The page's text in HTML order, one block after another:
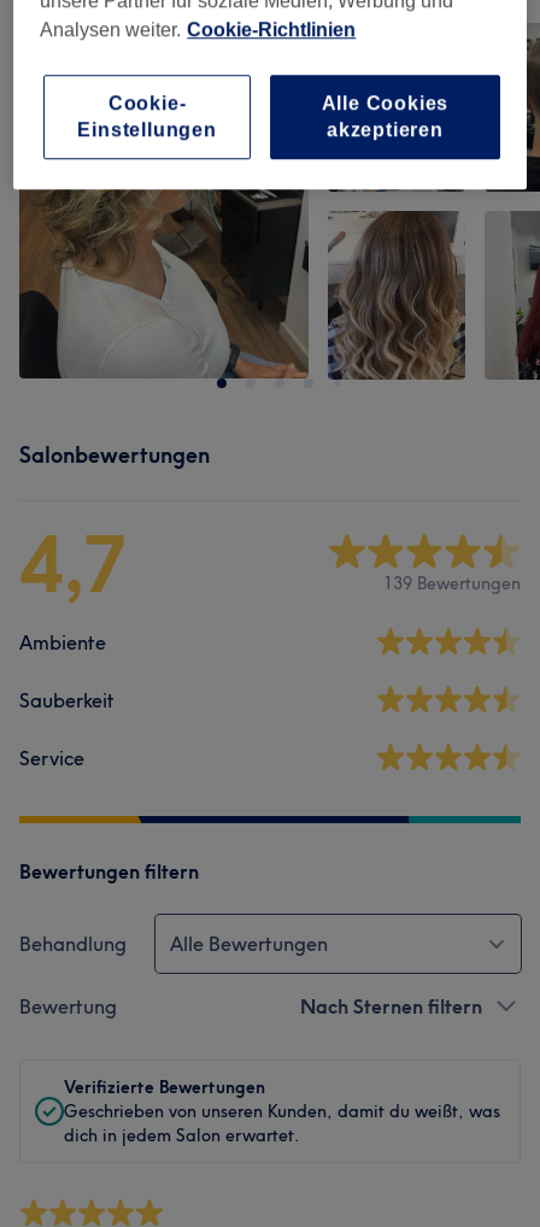
Bild anklicken für weitere Details
Salonbewertungen
4,7 139 Bewertungen
Ambiente
Sauberkeit
Service
Bewertungen filtern
Behandlung Alle Bewertungen
Bewertung Nach Sternen filtern
Verifizierte Bewertungen
Geschrieben von unseren Kunden, damit du weißt, was
dich in jedem Salon erwartet.
Analysen weiter. Cookie-Richtlinien
Cookie-
Einstellungen
Alle Cookies
akzeptieren